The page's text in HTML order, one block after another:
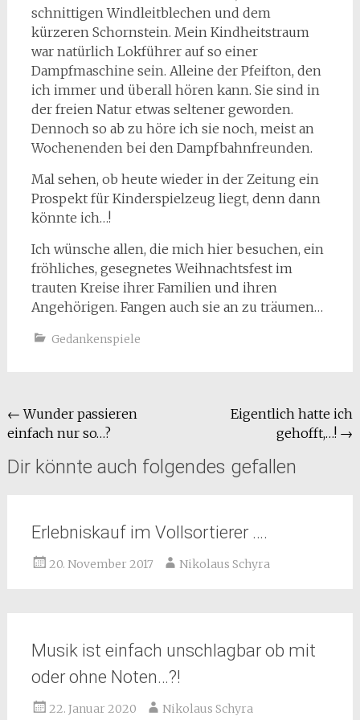
schnittigen Windleitblechen und dem
kürzeren Schornstein. Mein Kindheitstraum
war natürlich Lokführer auf so einer
Dampfmaschine sein. Alleine der Pfeifton, den
ich immer und überall hören kann. Sie sind in
der freien Natur etwas seltener geworden.
Dennoch so ab zu höre ich sie noch, meist an
Wochenenden bei den Dampfbahnfreunden.
Mal sehen, ob heute wieder in der Zeitung ein
Prospekt für Kinderspielzeug liegt, denn dann
könnte ich…!
Ich wünsche allen, die mich hier besuchen, ein
fröhliches, gesegnetes Weihnachtsfest im
trauten Kreise ihrer Familien und ihren
Angehörigen. Fangen auch sie an zu träumen…
Gedankenspiele
← Wunder passieren
einfach nur so…?
Eigentlich hatte ich
gehofft,…! →
Dir könnte auch folgendes gefallen
Erlebniskauf im Vollsortierer ….
20. November 2017 Nikolaus Schyra
Musik ist einfach unschlagbar ob mit
oder ohne Noten…?!
22. Januar 2020 Nikolaus Schyra